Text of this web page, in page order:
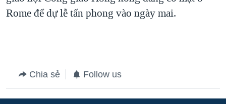
Rome để dự lễ tấn phong vào ngày mai.
Chia sẻ Follow us